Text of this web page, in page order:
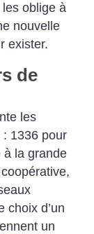
les oblige à
nouvelle
exister.
de
les
1336 pour
à la grande
choix d’un
un